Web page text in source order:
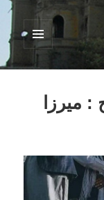
فهرست
ابزارک‌ها
میرزا